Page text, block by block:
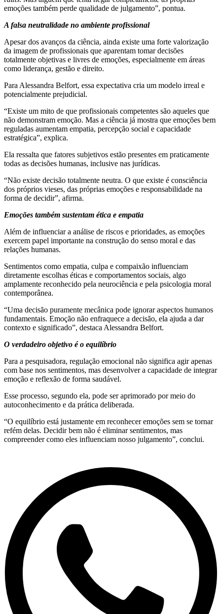
emoções também perde qualidade de julgamento”, pontua.
A falsa neutralidade no ambiente profissional
Apesar dos avanços da ciência, ainda existe uma forte valorização
da imagem de profissionais que aparentam tomar decisões
totalmente objetivas e livres de emoções, especialmente em áreas
como liderança, gestão e direito.
Para Alessandra Belfort, essa expectativa cria um modelo irreal e
potencialmente prejudicial.
“Existe um mito de que profissionais competentes são aqueles que
não demonstram emoção. Mas a ciência já mostra que emoções bem
reguladas aumentam empatia, percepção social e capacidade
estratégica”, explica.
Ela ressalta que fatores subjetivos estão presentes em praticamente
todas as decisões humanas, inclusive nas jurídicas.
“Não existe decisão totalmente neutra. O que existe é consciência
dos próprios vieses, das próprias emoções e responsabilidade na
forma de decidir”, afirma.
Emoções também sustentam ética e empatia
Além de influenciar a análise de riscos e prioridades, as emoções
exercem papel importante na construção do senso moral e das
relações humanas.
Sentimentos como empatia, culpa e compaixão influenciam
diretamente escolhas éticas e comportamentos sociais, algo
amplamente reconhecido pela neurociência e pela psicologia moral
contemporânea.
“Uma decisão puramente mecânica pode ignorar aspectos humanos
fundamentais. Emoção não enfraquece a decisão, ela ajuda a dar
contexto e significado”, destaca Alessandra Belfort.
O verdadeiro objetivo é o equilíbrio
Para a pesquisadora, regulação emocional não significa agir apenas
com base nos sentimentos, mas desenvolver a capacidade de integrar
emoção e reflexão de forma saudável.
Esse processo, segundo ela, pode ser aprimorado por meio do
autoconhecimento e da prática deliberada.
“O equilíbrio está justamente em reconhecer emoções sem se tornar
refém delas. Decidir bem não é eliminar sentimentos, mas
compreender como eles influenciam nosso julgamento”, conclui.